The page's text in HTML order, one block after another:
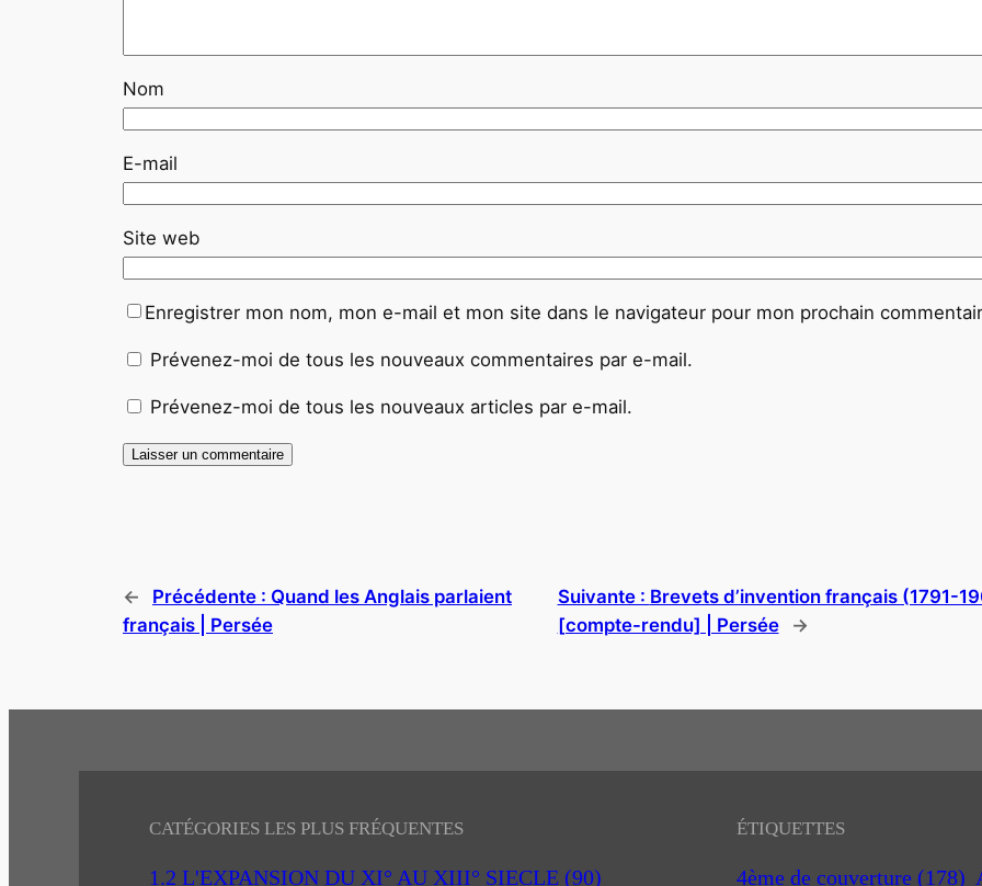
Nom
E-mail
Site web
Enregistrer mon nom, mon e-mail et mon site dans le navigateur pour mon prochain
Prévenez-moi de tous les nouveaux commentaires par e-mail.
Prévenez-moi de tous les nouveaux articles par e-mail.
← Précédente : Quand les Anglais parlaient
français | Persée
Suivante : Brevets d’invention français (1791-
[compte-rendu] | Persée
→
CATÉGORIES LES PLUS FRÉQUENTES
1.2 L'EXPANSION DU XI° AU XIII° SIECLE (90)
ÉTIQUETTES
4ème de couverture (178)